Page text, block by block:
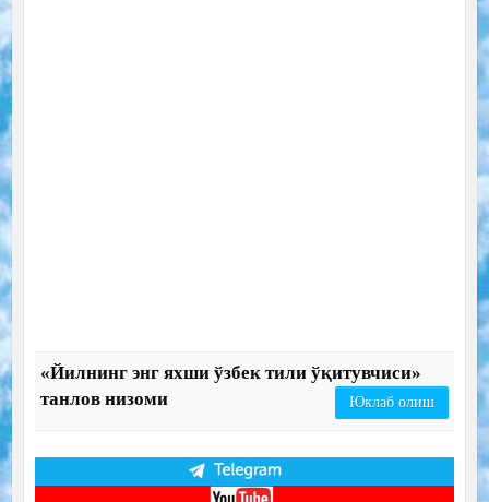
«Йилнинг энг яхши ўзбек тили ўқитувчиси»
танлов низоми
Юклаб олиш